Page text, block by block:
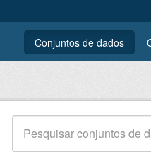
Conjuntos de dados